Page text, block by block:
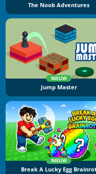
The Noob Adventures
NIEUW
Jump Master
NIEUW
Break A Lucky Egg